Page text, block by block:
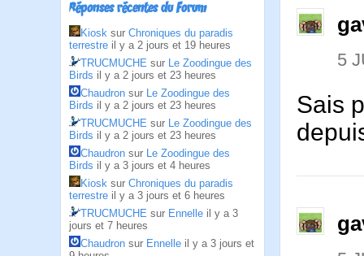
Réponses récentes du Forum
Kiosk sur Chroniques du paradis
terrestre il y a 2 jours et 19 heures
TRUCMUCHE sur Le Zoodingue des
Birds il y a 2 jours et 23 heures
Chaudron sur Le Zoodingue des
Birds il y a 2 jours et 23 heures
TRUCMUCHE sur Le Zoodingue des
Birds il y a 2 jours et 23 heures
Chaudron sur Le Zoodingue des
Birds il y a 3 jours et 4 heures
Kiosk sur Chroniques du paradis
terrestre il y a 3 jours et 6 heures
TRUCMUCHE sur Ennelle il y a 3
jours et 7 heures
Chaudron sur Ennelle il y a 3 jours et
5
Sais